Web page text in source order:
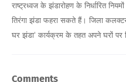
राष्ट्रध्वज के झंडारोहण के निर्धारित
तिरंगा झंडा फहरा सकते हैं। जिला
घर झंडा‘ कार्यक्रम के तहत अपने घरों पर
Comments